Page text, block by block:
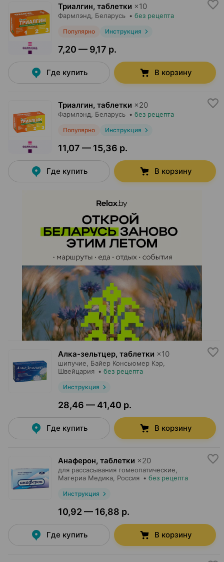
Триалгин, таблетки ×10
Фармлэнд , Беларусь • без рецепта
Популярно Инструкция
7,20 — 9,17 р.
Где купить В корзину
Триалгин, таблетки ×20
Фармлэнд , Беларусь • без рецепта
Популярно Инструкция
11,07 — 15,36 р.
Где купить В корзину
Алка-зельтцер, таблетки ×10
шипучие, Байер Консьюмер Кэр
Швейцария • без рецепта
Инструкция
28,46 — 41,40 р.
Где купить В корзину
Анаферон, таблетки ×20
для рассасывания гомеопатические,
Материа Медика , Россия • без рецепта
Инструкция
10,92 — 16,88 р.
Где купить В корзину